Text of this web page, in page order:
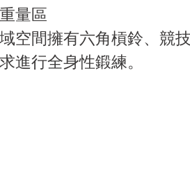
量區
空間擁有六角槓鈴、競
進行全身性鍛練。